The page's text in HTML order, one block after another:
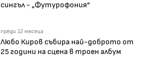
сингъл - „Футурофония“
преди 12 месеца
Любо Киров събира най-доброто от
25 години на сцена в троен албум